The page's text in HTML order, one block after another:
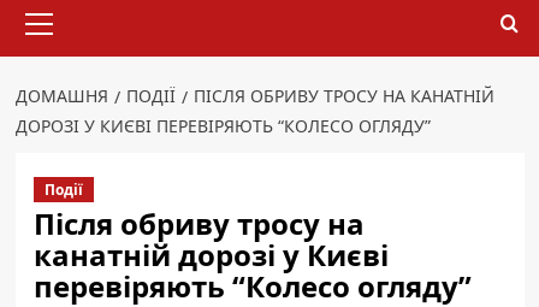
меню
ДОМАШНЯ ПОДІЇ
ПІСЛЯ ОБРИВУ ТРОСУ НА КАНАТНІЙ
ДОРОЗІ У КИЄВІ ПЕРЕВІРЯЮТЬ “КОЛЕСО ОГЛЯДУ”
Події
Після обриву тросу на
канатній дорозі у Києві
перевіряють “Колесо огляду”